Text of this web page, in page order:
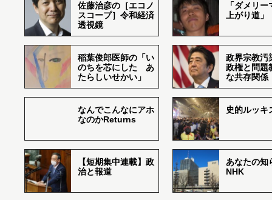
佐藤治彦の［エコノ
スコープ］令和経済
透視鏡
「ダメリ
上がり道」
稲葉俊郎医師の「い
のちを芯にした あ
たらしいせかい」
政界宗教汚
政権と問題
な共存関係
なんでこんなにアホ
なのかReturns
史的ルッキ
【短期集中連載】政
治と報道
あなたの知
NHK